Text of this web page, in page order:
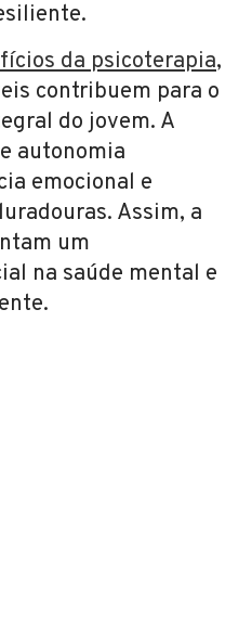
da psicoterapia,
contribuem para o
do jovem. A
autonomia
emocional e
Assim, a
um
na saúde mental e